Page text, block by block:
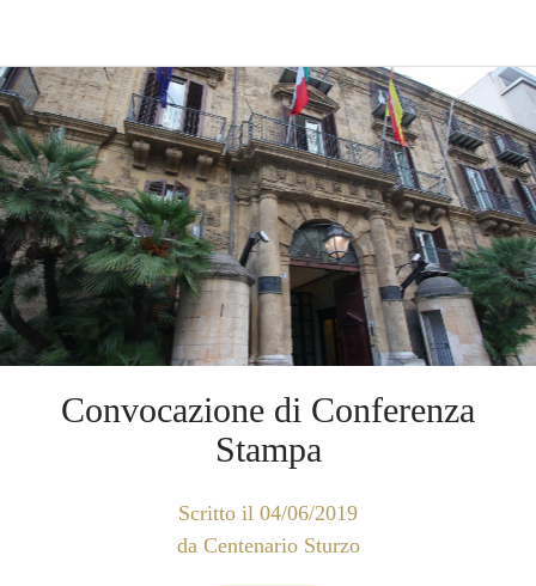
Convocazione di Conferenza
Stampa
Scritto il 04/06/2019
da Centenario Sturzo